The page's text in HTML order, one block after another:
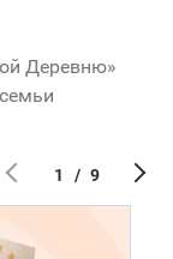
Деревню»
1 / 9